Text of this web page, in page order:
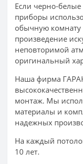
Если черно-
приборы
обычную комнату
произведение
неповторимой
оригинальный
Наша фирма
монтаж. Мы
материалы и
надежных
На каждый
10 лет.